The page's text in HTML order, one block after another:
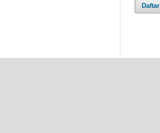
Daftar